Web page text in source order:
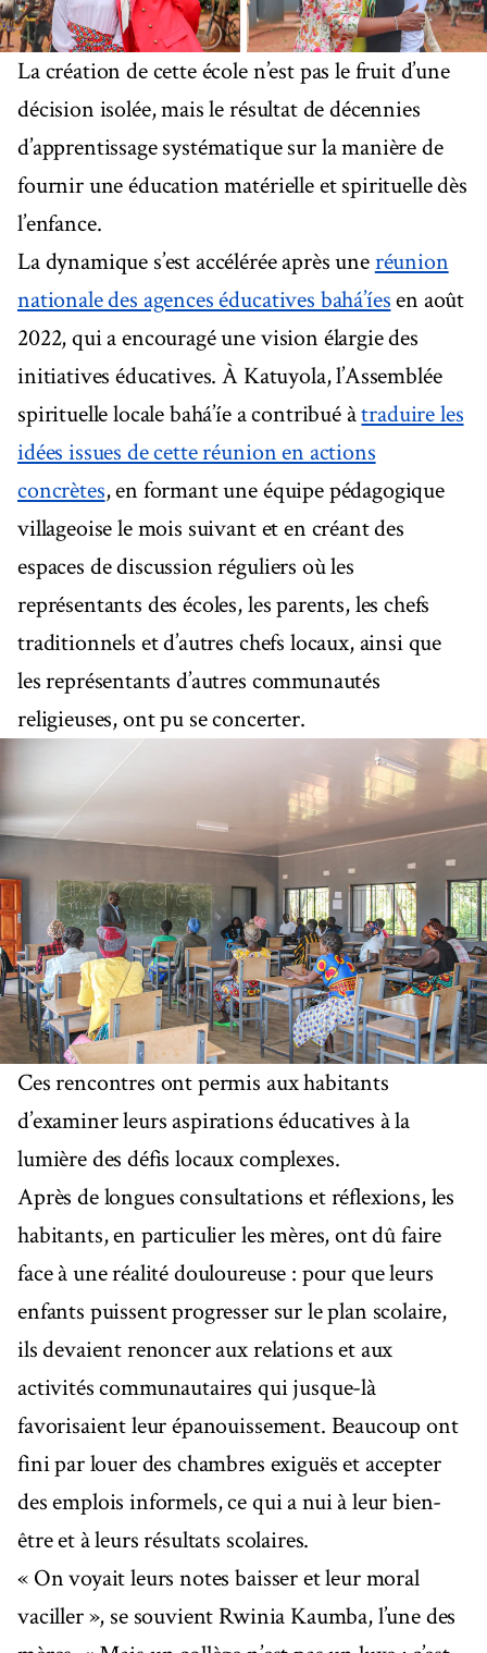
La création de cette école n’est pas le fruit d’une
décision isolée, mais le résultat de décennies
d’apprentissage systématique sur la manière de
fournir une éducation matérielle et spirituelle dès
l’enfance.
La dynamique s’est accélérée après uneréunion
nationale des agences éducatives bahá’íesen août
2022, qui a encouragé une vision élargie des
initiatives éducatives. À Katuyola, l’Assemblée
spirituelle locale bahá’íe a contribué àtraduire les
idées issues de cette réunion en actions
concrètes, en formant une équipe pédagogique
villageoise le mois suivant et en créant des
espaces de discussion réguliers où les
représentants des écoles, les parents, les chefs
traditionnels et d’autres chefs locaux, ainsi que
les représentants d’autres communautés
religieuses, ont pu se concerter.
Ces rencontres ont permis aux habitants
d’examiner leurs aspirations éducatives à la
lumière des défis locaux complexes.
Après de longues consultations et réflexions, les
habitants, en particulier les mères, ont dû faire
face à une réalité douloureuse : pour que leurs
enfants puissent progresser sur le plan scolaire,
ils devaient renoncer aux relations et aux
activités communautaires qui jusque-là
favorisaient leur épanouissement. Beaucoup ont
fini par louer des chambres exiguës et accepter
des emplois informels, ce qui a nui à leur bien-
être et à leurs résultats scolaires.
« On voyait leurs notes baisser et leur moral
vaciller », se souvient Rwinia Kaumba, l’une des